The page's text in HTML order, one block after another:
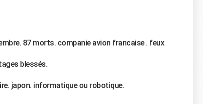
87 morts. companie avion francaise . feux
blessés.
japon. informatique ou robotique.